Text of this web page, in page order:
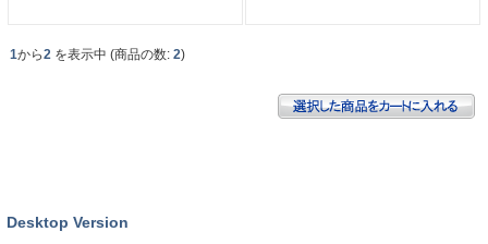
1から2 を表示中 (商品の数: 2)
Desktop Version